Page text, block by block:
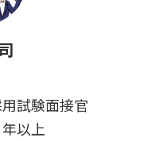
試験面接官
以上